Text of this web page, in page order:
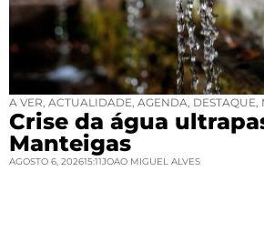
A VER, ACTUALIDADE, AGENDA, DESTAQUE,
Crise da água
Manteigas
AGOSTO 6, 202615:11JOAO MIGUEL ALVES